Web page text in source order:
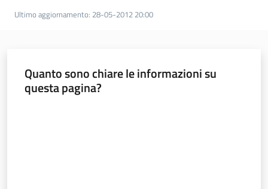
Ultimo aggiornamento: 28-05-2012 20:00
Quanto sono chiare le informazioni su
questa pagina?